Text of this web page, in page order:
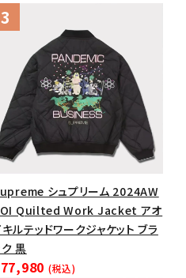
シュプリーム 2024AW
Quilted Work Jacket アオ
ルテッドワークジャケット ブラ
黒
(税込)